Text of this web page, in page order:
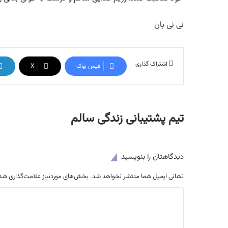
نی نی بان
اشتراک گذاری فیس بوک X
تیم پشتیبانی زندگی سالم
دیدگاهتان را بنویسید
نشانی ایمیل شما منتشر نخواهد شد. بخش‌های موردنیاز علامت‌گذاری